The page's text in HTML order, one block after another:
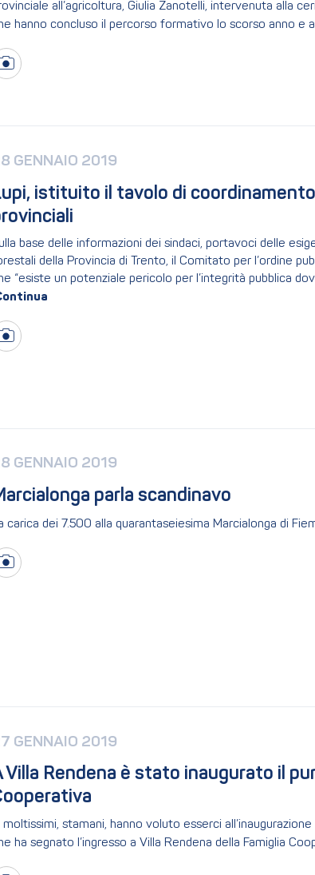
all’agricoltura, Giulia Zanotelli, intervenuta alla
hanno concluso il percorso formativo lo scorso anno e
GENNAIO 2019
istituito il tavolo di
base delle informazioni dei sindaci, portavoci delle
della Provincia di Trento, il Comitato per l’ordine
“esiste un potenziale pericolo per l’integrità pubblica
GENNAIO 2019
parla scandinavo
carica dei 7.500 alla quarantaseiesima Marcialonga di
GENNAIO 2019
Villa Rendena è stato inaugurato il
moltissimi, stamani, hanno voluto esserci
ha segnato l’ingresso a Villa Rendena della Famiglia